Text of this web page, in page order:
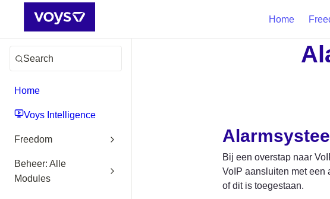
Home
Search
Home
Voys Intelligence
Freedom
Beheer: Alle
Modules
Bij een overstap naar
VoIP aansluiten met een
of dit is toegestaan.